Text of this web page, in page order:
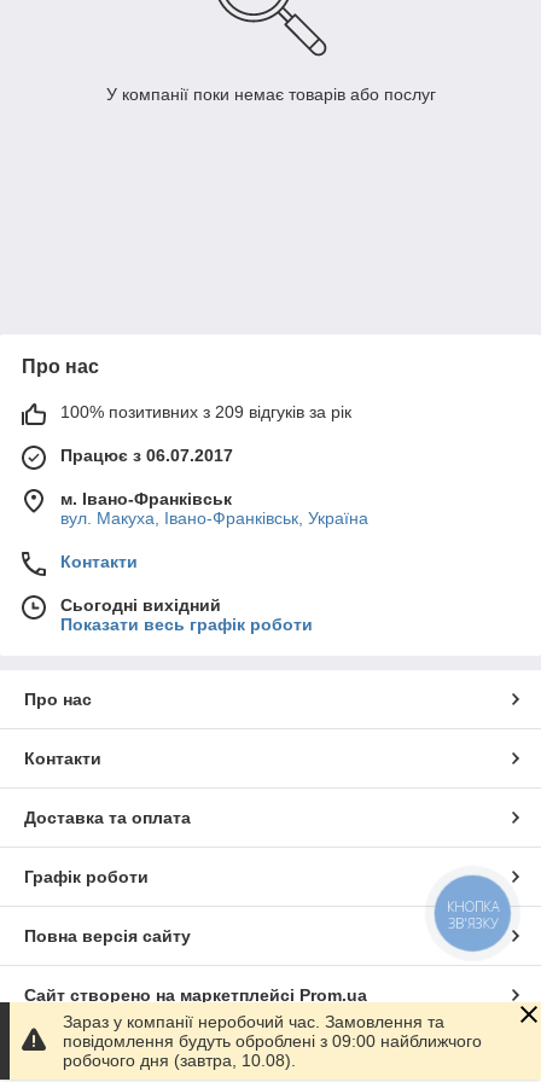
У компанії поки немає товарів або послуг
Про нас
100% позитивних з 209 відгуків за рік
Працює з 06.07.2017
м. Івано-Франківськ
вул. Макуха, Івано-Франківськ, Україна
Контакти
Сьогодні вихідний
Показати весь графік роботи
Про нас
Контакти
Доставка та оплата
Графік роботи
Повна версія сайту
Сайт створено на маркетплейсі Prom.ua
Політика конфіденційності
Зараз у компанії неробочий час. Замовлення та
повідомлення будуть оброблені з 09:00 найближчого
робочого дня (завтра, 10.08).
КНОПКА
ЗВ'ЯЗКУ